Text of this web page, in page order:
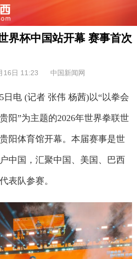
界杯中国站开幕 赛事首次
16日 11:23 中国新闻网
电 (记者 张伟 杨茜)以“以拳会
阳”为主题的2026年世界拳联世
阳体育馆开幕。本届赛事是世
中国，汇聚中国、美国、巴西
表队参赛。